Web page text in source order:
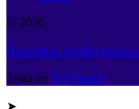
© 2026
Политика
Тема от WP Puzzle
➤